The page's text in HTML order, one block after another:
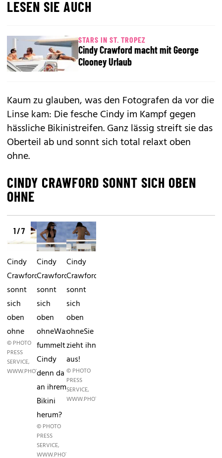
LESEN SIE AUCH
STARS IN ST. TROPEZ
Cindy Crawford macht mit George
Clooney Urlaub
Kaum zu glauben, was den Fotografen da vor die
Linse kam: Die fesche Cindy im Kampf gegen
hässliche Bikinistreifen. Ganz lässig streift sie das
Oberteil ab und sonnt sich total relaxt oben
ohne.
CINDY CRAWFORD SONNT SICH OBEN
OHNE
1 / 7
Cindy
Crawford
sonnt
sich
oben
ohne
© PHOTO
PRESS
SERVICE,
WWW.PHOTOPRESS.AT
Cindy
Crawford
sonnt
sich
oben
ohneWas
fummelt
Cindy
denn da
an ihrem
Bikini
herum?
© PHOTO
PRESS
SERVICE,
WWW.PHOTOPRESS.AT
Cindy
Crawford
sonnt
sich
oben
ohneSie
zieht ihn
aus!
© PHOTO
PRESS
SERVICE,
WWW.PHOTOPRESS.AT